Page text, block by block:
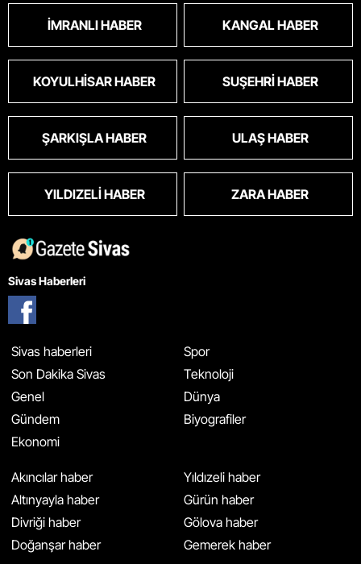
İMRANLI HABER KANGAL HABER
KOYULHISAR HABER SUŞEHRI HABER
ŞARKIŞLA HABER ULAŞ HABER
YILDIZELI HABER ZARA HABER
Sivas Haberleri
Sivas haberleri
Son Dakika Sivas
Genel
Gündem
Ekonomi
Spor
Teknoloji
Dünya
Biyografiler
Akıncılar haber
Altınyayla haber
Divriği haber
Doğanşar haber
Yıldızeli haber
Gürün haber
Gölova haber
Gemerek haber